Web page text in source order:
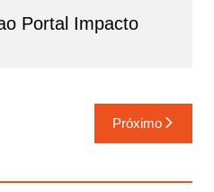
Portal Impacto
Próximo